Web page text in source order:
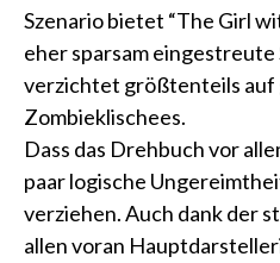
Szenario bietet “The Girl
eher sparsam
verzichtet größtenteils auf
Zombieklischees.
Dass das Drehbuch vor
paar logische
verziehen. Auch dank der
allen voran